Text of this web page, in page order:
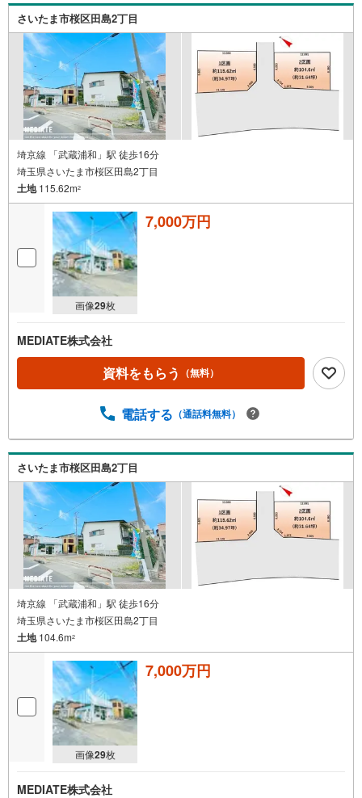
さいたま市桜区田島2丁目
埼京線 「武蔵浦和」駅 徒歩16分
埼玉県さいたま市桜区田島2丁目
土地115.62m2
画像29枚
7,000万円
MEDIATE株式会社
資料をもらう （無料）
電話する （通話料無料）
さいたま市桜区田島2丁目
埼京線 「武蔵浦和」駅 徒歩16分
埼玉県さいたま市桜区田島2丁目
土地104.6m2
画像29枚
7,000万円
MEDIATE株式会社